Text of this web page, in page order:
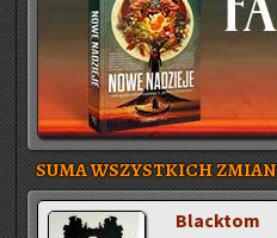
SUMA WSZYSTKICH ZMIAN
Black­tom